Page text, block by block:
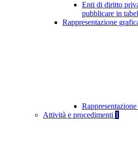
Enti di diritto
pubblicare in
Rappresentazione
Attività e procedimenti 1